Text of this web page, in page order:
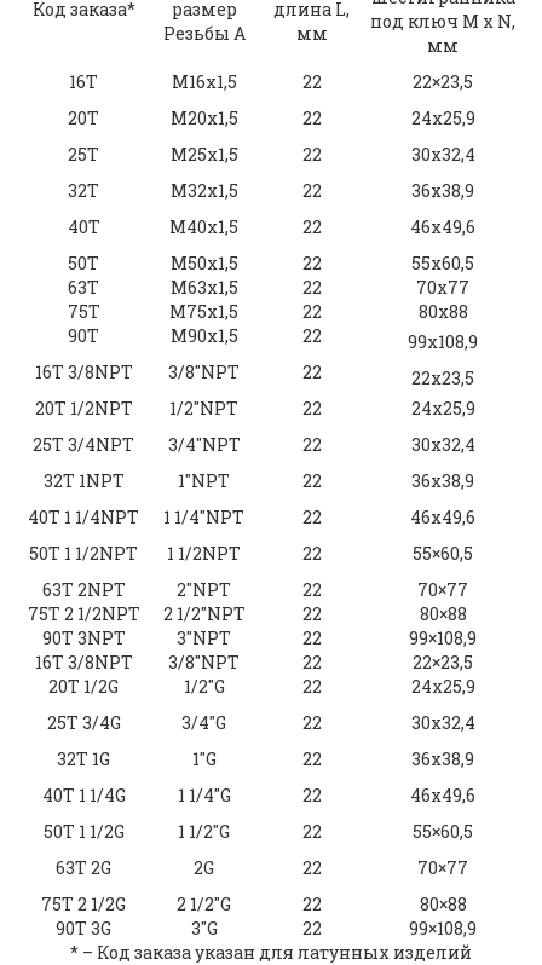
Код заказа*
размер
Резьбы А
длина L,
мм
под ключ M x N,
мм
16Т
M16x1,5 22
22×23,5
20Т
M20x1,5 22
24х25,9
25Т
M25x1,5 22
30х32,4
32Т
M32x1,5 22
36х38,9
40Т
M40x1,5 22
46х49,6
50Т
M50x1,5 22
55х60,5
63Т
M63x1,5 22
70х77
75Т
M75x1,5 22
80х88
90Т
M90x1,5 22
99х108,9
16Т 3/8NPT
3/8″NPT 22
22х23,5
20Т 1/2NPT
1/2″NPT 22
24х25,9
25Т 3/4NPT
3/4″NPT 22
30х32,4
32Т 1NPT
1″NPT 22
36х38,9
40Т 1 1/4NPT
1 1/4″NPT 22
46х49,6
50Т 1 1/2NPT
1 1/2NPT 22
55×60,5
63Т 2NPT
2″NPT 22
70×77
75Т 2 1/2NPT
2 1/2″NPT 22
80×88
90Т 3NPT
3″NPT 22
99×108,9
16Т 3/8NPT
3/8″NPT 22
22×23,5
20Т 1/2G
1/2″G 22
24х25,9
25Т 3/4G
3/4″G 22
30х32,4
32Т 1G
1″G 22
36х38,9
40Т 1 1/4G
1 1/4″G 22
46х49,6
50Т 1 1/2G
1 1/2″G 22
55×60,5
63Т 2G
2G 22
70×77
75Т 2 1/2G
2 1/2″G 22
80×88
90Т 3G
3″G 22
99×108,9
* – Код заказа указан для латунных изделий